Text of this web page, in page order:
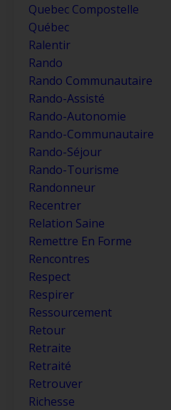
Quebec Compostelle
Québec
Ralentir
Rando
Rando Communautaire
Rando-Assisté
Rando-Autonomie
Rando-Communautaire
Rando-Séjour
Rando-Tourisme
Randonneur
Recentrer
Relation Saine
Remettre En Forme
Rencontres
Respect
Respirer
Ressourcement
Retour
Retraite
Retraité
Retrouver
Richesse